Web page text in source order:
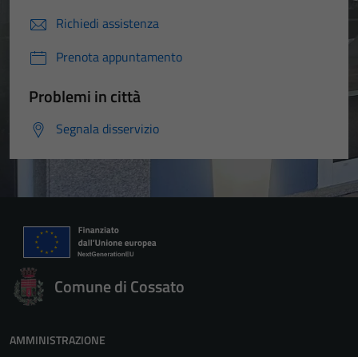
Richiedi assistenza
Prenota appuntamento
Problemi in città
Segnala disservizio
Comune di Cossato
AMMINISTRAZIONE